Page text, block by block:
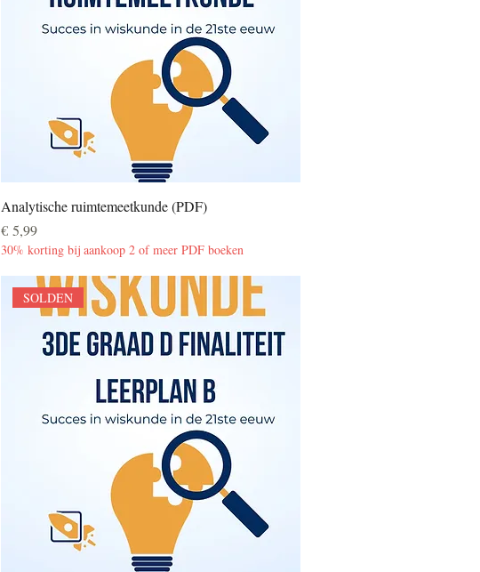
Analytische ruimtemeetkunde (PDF)
Prijs
€ 5,99
30% korting bij aankoop 2 of meer PDF boeken
SOLDEN